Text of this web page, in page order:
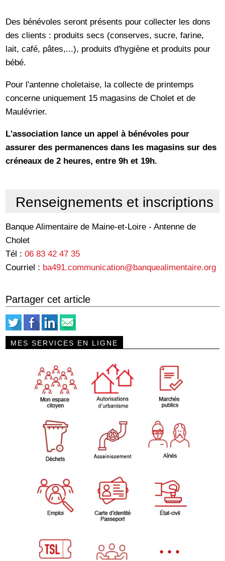
Des bénévoles seront présents pour collecter les dons
des clients : produits secs (conserves, sucre, farine,
lait, café, pâtes,...), produits d'hygiène et produits pour
bébé.
Pour l'antenne choletaise, la collecte de printemps
concerne uniquement 15 magasins de Cholet et de
Maulévrier.
L'association lance un appel à bénévoles pour
assurer des permanences dans les magasins sur des
créneaux de 2 heures, entre 9h et 19h.
Renseignements et inscriptions
Banque Alimentaire de Maine-et-Loire - Antenne de
Cholet
Tél :06 83 42 47 35
Courriel : ba491.communication@banquealimentaire.org
Partager cet article
MES SERVICES EN LIGNE